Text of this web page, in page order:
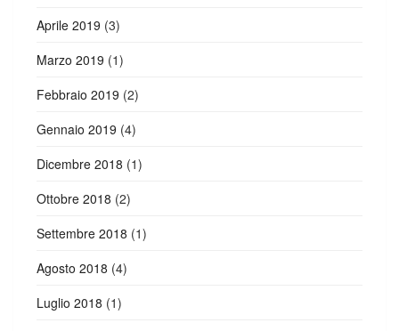
Aprile 2019 (3)
Marzo 2019 (1)
Febbraio 2019 (2)
Gennaio 2019 (4)
Dicembre 2018 (1)
Ottobre 2018 (2)
Settembre 2018 (1)
Agosto 2018 (4)
Luglio 2018 (1)